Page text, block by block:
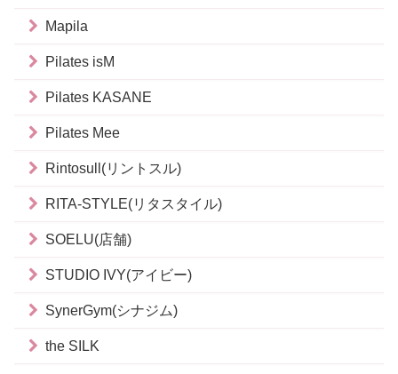
Mapila
Pilates isM
Pilates KASANE
Pilates Mee
Rintosull(リントスル)
RITA-STYLE(リタスタイル)
SOELU(店舗)
STUDIO IVY(アイビー)
SynerGym(シナジム)
the SILK